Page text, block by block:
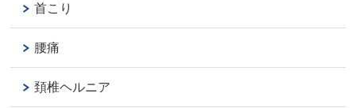
首こり
腰痛
頚椎ヘルニア